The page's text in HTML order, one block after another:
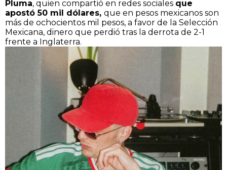
Pluma, quien compartió en redes sociales que
apostó 50 mil dólares, que en pesos mexicanos son
más de ochocientos mil pesos, a favor de la Selección
Mexicana, dinero que perdió tras la derrota de 2-1
frente a Inglaterra.